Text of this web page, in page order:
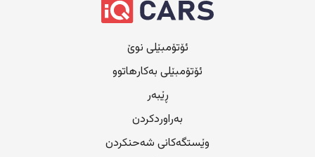
ئۆتۆمبێلی نوێ
ئۆتۆمبێلی بەکارهاتوو
ڕێبەر
بەراوردکردن
وێستگەکانی شەحنکردن